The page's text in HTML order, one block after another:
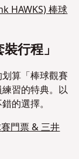
HAWKS) 棒球
行程」
算「棒球觀賽
習的特典。以
的選擇。
門票 & 三井